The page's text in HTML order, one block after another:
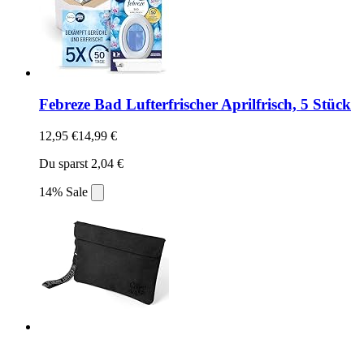
Febreze Bad Lufterfrischer Aprilfrisch, 5 Stück
12,95 €14,99 €
Du sparst 2,04 €
14% Sale